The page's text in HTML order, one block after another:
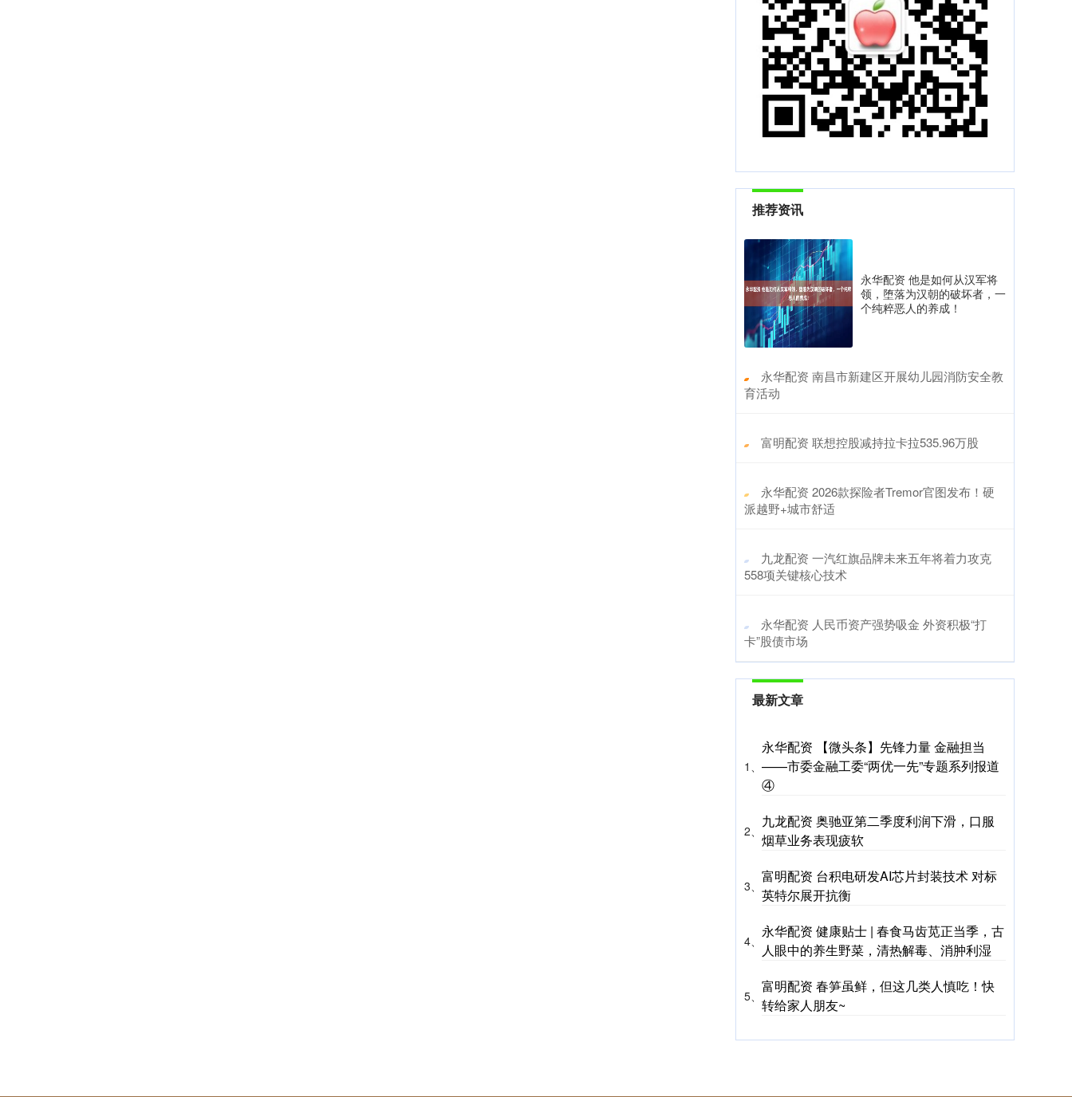
推荐资讯
永华配资 他是如何从汉军将
领，堕落为汉朝的破坏者，一
个纯粹恶人的养成！
​永华配资 南昌市新建区开展幼儿园消防安全教
育活动
​富明配资 联想控股减持拉卡拉535.96万股
​永华配资 2026款探险者Tremor官图发布！硬
派越野+城市舒适
​九龙配资 一汽红旗品牌未来五年将着力攻克
558项关键核心技术
​永华配资 人民币资产强势吸金 外资积极“打
卡”股债市场
最新文章
1、
永华配资 【微头条】先锋力量 金融担当
——市委金融工委“两优一先”专题系列报道
④
2、
九龙配资 奥驰亚第二季度利润下滑，口服
烟草业务表现疲软
3、
富明配资 台积电研发AI芯片封装技术 对标
英特尔展开抗衡
4、
永华配资 健康贴士 | 春食马齿苋正当季，古
人眼中的养生野菜，清热解毒、消肿利湿
5、
富明配资 春笋虽鲜，但这几类人慎吃！快
转给家人朋友~